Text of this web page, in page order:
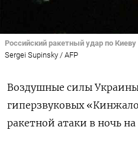
Российский ракетный удар по
Sergei Supinsky / AFP
Воздушные силы
гиперзвуковых
ракетной атаки в ночь на